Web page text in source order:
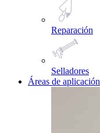
Reparación
Selladores
Áreas de aplicación